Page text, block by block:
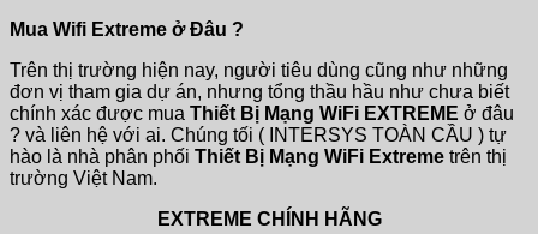
Mua Wifi Extreme ở Đâu ?
Trên thị trường hiện nay, người tiêu dùng cũng như những
đơn vị tham gia dự án, nhưng tổng thầu hầu như chưa biết
chính xác được mua Thiết Bị Mạng WiFi EXTREME ở đâu
? và liên hệ với ai. Chúng tối ( INTERSYS TOÀN CẦU ) tự
hào là nhà phân phối Thiết Bị Mạng WiFi Extreme trên thị
trường Việt Nam.
EXTREME CHÍNH HÃNG